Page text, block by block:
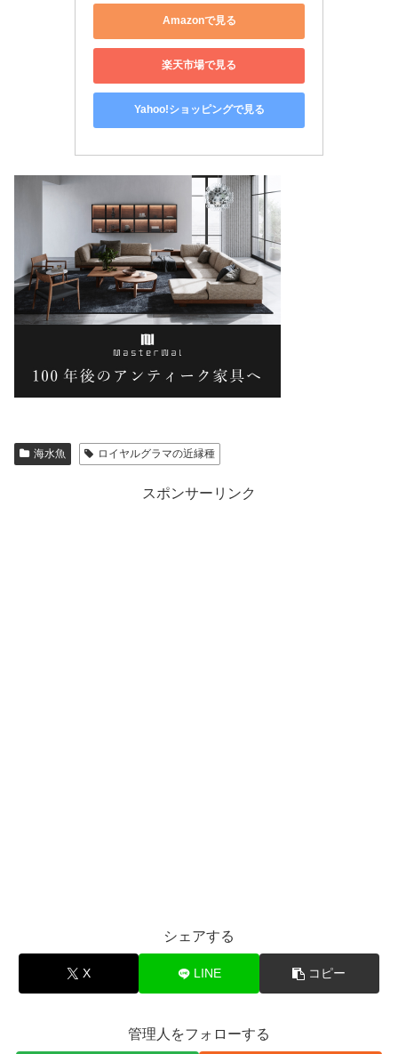
Amazonで見る
楽天市場で見る
Yahoo!ショッピングで見る
海水魚 ロイヤルグラマの近縁種
スポンサーリンク
シェアする
X LINE コピー
管理人をフォローする